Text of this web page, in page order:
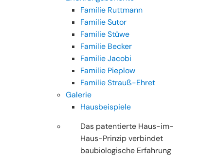
Familie Ruttmann
Familie Sutor
Familie Stüwe
Familie Becker
Familie Jacobi
Familie Pieplow
Familie Strauß-Ehret
Galerie
Hausbeispiele
Das patentierte Haus-im-
Haus-Prinzip verbindet
baubiologische Erfahrung